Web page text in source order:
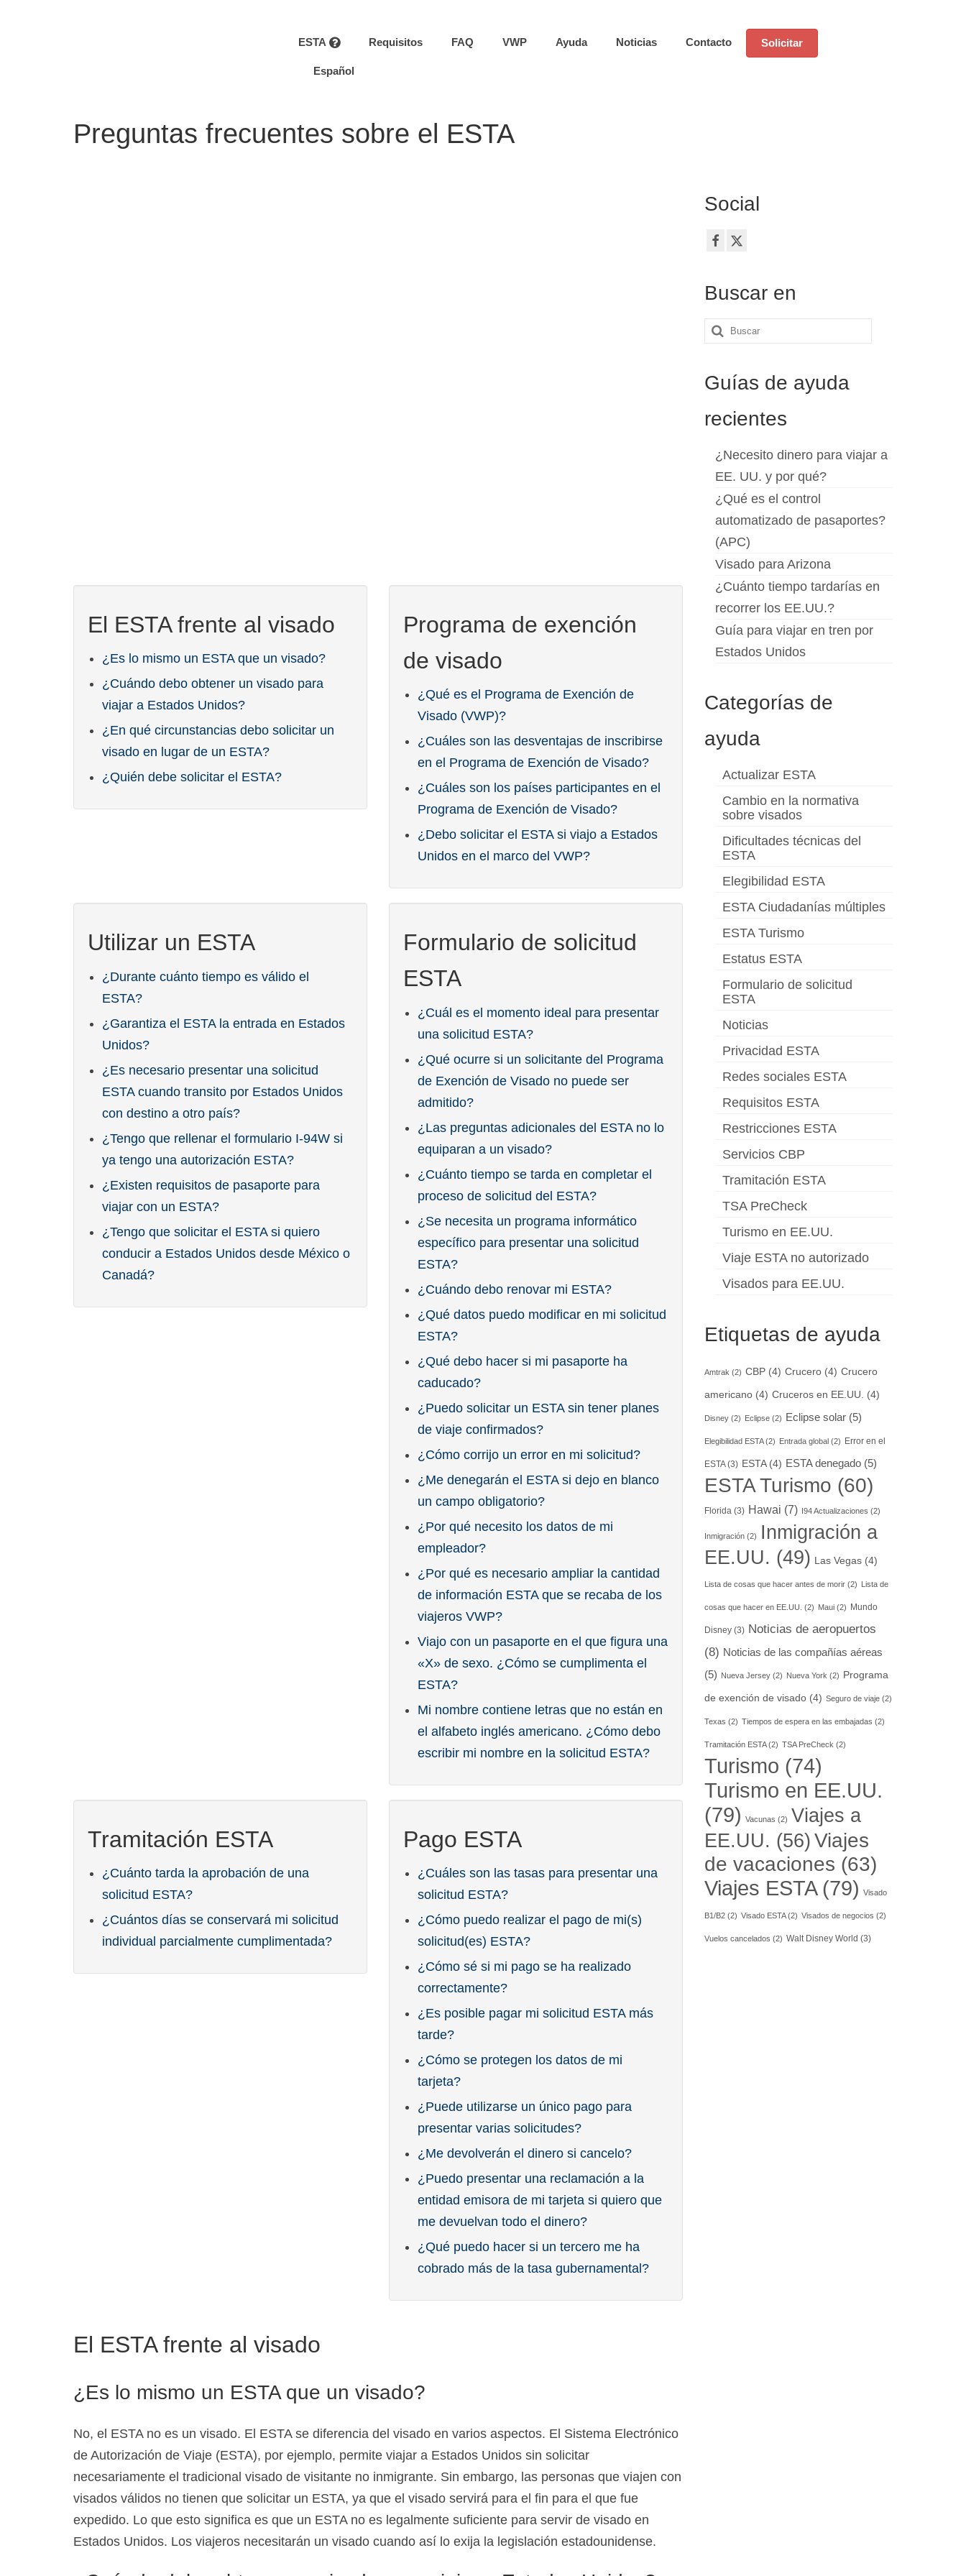
ESTA Requisitos FAQ VWP Ayuda Noticias Contacto Solicitar
Español
Preguntas frecuentes sobre el ESTA
El ESTA frente al visado
¿Es lo mismo un ESTA que un visado?
¿Cuándo debo obtener un visado para
viajar a Estados Unidos?
¿En qué circunstancias debo solicitar un
visado en lugar de un ESTA?
¿Quién debe solicitar el ESTA?
Programa de exención
de visado
¿Qué es el Programa de Exención de
Visado (VWP)?
¿Cuáles son las desventajas de inscribirse
en el Programa de Exención de Visado?
¿Cuáles son los países participantes en el
Programa de Exención de Visado?
¿Debo solicitar el ESTA si viajo a Estados
Unidos en el marco del VWP?
Utilizar un ESTA
¿Durante cuánto tiempo es válido el
ESTA?
¿Garantiza el ESTA la entrada en Estados
Unidos?
¿Es necesario presentar una solicitud
ESTA cuando transito por Estados Unidos
con destino a otro país?
¿Tengo que rellenar el formulario I-94W si
ya tengo una autorización ESTA?
¿Existen requisitos de pasaporte para
viajar con un ESTA?
¿Tengo que solicitar el ESTA si quiero
conducir a Estados Unidos desde México o
Canadá?
Formulario de solicitud
ESTA
¿Cuál es el momento ideal para presentar
una solicitud ESTA?
¿Qué ocurre si un solicitante del Programa
de Exención de Visado no puede ser
admitido?
¿Las preguntas adicionales del ESTA no lo
equiparan a un visado?
¿Cuánto tiempo se tarda en completar el
proceso de solicitud del ESTA?
¿Se necesita un programa informático
específico para presentar una solicitud
ESTA?
¿Cuándo debo renovar mi ESTA?
¿Qué datos puedo modificar en mi solicitud
ESTA?
¿Qué debo hacer si mi pasaporte ha
caducado?
¿Puedo solicitar un ESTA sin tener planes
de viaje confirmados?
¿Cómo corrijo un error en mi solicitud?
¿Me denegarán el ESTA si dejo en blanco
un campo obligatorio?
¿Por qué necesito los datos de mi
empleador?
¿Por qué es necesario ampliar la cantidad
de información ESTA que se recaba de los
viajeros VWP?
Viajo con un pasaporte en el que figura una
«X» de sexo. ¿Cómo se cumplimenta el
ESTA?
Mi nombre contiene letras que no están en
el alfabeto inglés americano. ¿Cómo debo
escribir mi nombre en la solicitud ESTA?
Tramitación ESTA
¿Cuánto tarda la aprobación de una
solicitud ESTA?
¿Cuántos días se conservará mi solicitud
individual parcialmente cumplimentada?
Pago ESTA
¿Cuáles son las tasas para presentar una
solicitud ESTA?
¿Cómo puedo realizar el pago de mi(s)
solicitud(es) ESTA?
¿Cómo sé si mi pago se ha realizado
correctamente?
¿Es posible pagar mi solicitud ESTA más
tarde?
¿Cómo se protegen los datos de mi
tarjeta?
¿Puede utilizarse un único pago para
presentar varias solicitudes?
¿Me devolverán el dinero si cancelo?
¿Puedo presentar una reclamación a la
entidad emisora de mi tarjeta si quiero que
me devuelvan todo el dinero?
¿Qué puedo hacer si un tercero me ha
cobrado más de la tasa gubernamental?
El ESTA frente al visado
¿Es lo mismo un ESTA que un visado?
No, el ESTA no es un visado. El ESTA se diferencia del visado en varios aspectos. El Sistema Electrónico
de Autorización de Viaje (ESTA), por ejemplo, permite viajar a Estados Unidos sin solicitar
necesariamente el tradicional visado de visitante no inmigrante. Sin embargo, las personas que viajen con
visados válidos no tienen que solicitar un ESTA, ya que el visado servirá para el fin para el que fue
expedido. Lo que esto significa es que un ESTA no es legalmente suficiente para servir de visado en
Estados Unidos. Los viajeros necesitarán un visado cuando así lo exija la legislación estadounidense.
Social
Buscar en
Buscar
Guías de ayuda
recientes
¿Necesito dinero para viajar a
EE. UU. y por qué?
¿Qué es el control
automatizado de pasaportes?
(APC)
Visado para Arizona
¿Cuánto tiempo tardarías en
recorrer los EE.UU.?
Guía para viajar en tren por
Estados Unidos
Categorías de
ayuda
Actualizar ESTA
Cambio en la normativa
sobre visados
Dificultades técnicas del
ESTA
Elegibilidad ESTA
ESTA Ciudadanías múltiples
ESTA Turismo
Estatus ESTA
Formulario de solicitud
ESTA
Noticias
Privacidad ESTA
Redes sociales ESTA
Requisitos ESTA
Restricciones ESTA
Servicios CBP
Tramitación ESTA
TSA PreCheck
Turismo en EE.UU.
Viaje ESTA no autorizado
Visados para EE.UU.
Etiquetas de ayuda
Amtrak (2) CBP(4) Crucero(4) Crucero
americano(4) Cruceros en EE.UU. (4)
Disney(2) Eclipse(2) Eclipse solar(5)
Elegibilidad ESTA(2) Entrada global (2) Error en el
ESTA(3) ESTA(4) ESTA denegado(5)
ESTA Turismo (60)
Florida(3) Hawai (7) I94 Actualizaciones (2)
Inmigración(2)
Inmigración a
EE.UU. (49) Las Vegas(4)
Lista de cosas que hacer antes de morir(2) Lista de
cosas que hacer en EE.UU. (2) Maui(2) Mundo
Disney(3) Noticias de aeropuertos
(8) Noticias de las compañías aéreas
(5) Nueva Jersey(2) Nueva York (2) Programa
de exención de visado(4) Seguro de viaje(2)
Texas (2) Tiempos de espera en las embajadas (2)
Tramitación ESTA(2) TSA PreCheck (2)
Turismo (74)
Turismo en EE.UU.
(79) Vacunas (2) Viajes a
EE.UU. (56)Viajes
de vacaciones (63)
Viajes ESTA(79) Visado
B1/B2(2) Visado ESTA(2) Visados de negocios (2)
Vuelos cancelados (2) Walt Disney World (3)